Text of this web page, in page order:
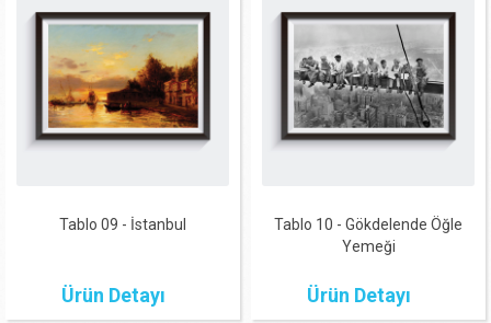
Tablo 09 - İstanbul
Ürün Detayı
Tablo 10 - Gökdelende Öğle
Yemeği
Ürün Detayı